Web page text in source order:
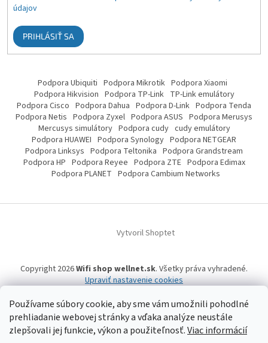
Používame súbory cookie, aby sme vám umožnili pohodlné
prehliadanie webovej stránky a vďaka analýze neustále
zlepšovali jej funkcie, výkon a použiteľnosť.Viac informácií
údajov
PRIHLÁSIŤ SA
Podpora Ubiquiti Podpora Mikrotik Podpora Xiaomi
Podpora Hikvision Podpora TP-Link TP-Link emulátory
Podpora Cisco Podpora Dahua Podpora D-Link Podpora Tenda
Podpora Netis Podpora Zyxel Podpora ASUS Podpora Merusys
Mercusys simulátory Podpora cudy cudy emulátory
Podpora HUAWEI Podpora Synology Podpora NETGEAR
Podpora Linksys Podpora Teltonika Podpora Grandstream
Podpora HP Podpora Reyee Podpora ZTE Podpora Edimax
Podpora PLANET Podpora Cambium Networks
Vytvoril Shoptet
Copyright 2026Wifi shop wellnet.sk. Všetky práva vyhradené.
Upraviť nastavenie cookies
Wifi shop wellnet.sk prevádzkuje spoločnosť WELLNET, s.r.o.,IČO: 36484610,
OR OS: Prešov odd. Sro 14019/P, IČ DPH: SK2020015206 | Tel:+421 905 269 141
| WhatsApp, Signal, Telegram: +421 905 269 141 | Informácie o produktoch a